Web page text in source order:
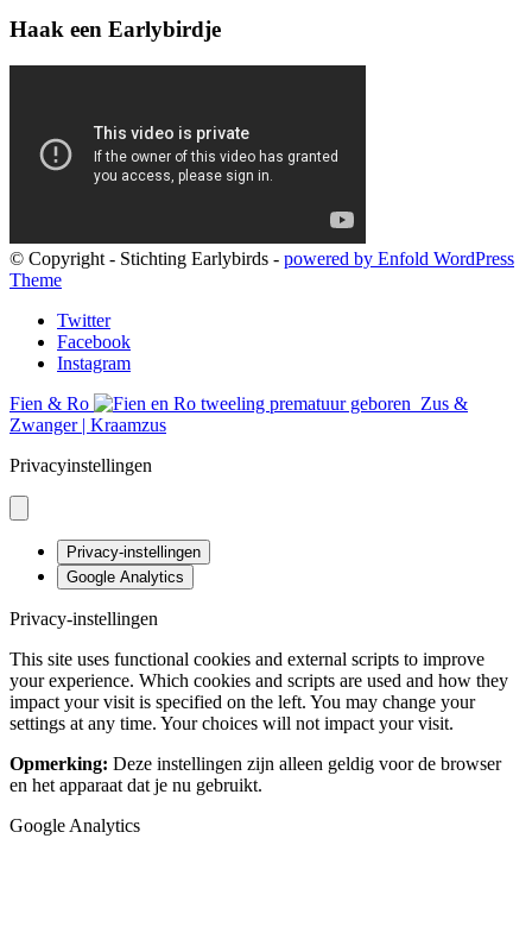
Haak een Earlybirdje
© Copyright - Stichting Earlybirds - powered by Enfold WordPress
Theme
Twitter
Facebook
Instagram
Fien & Ro
Zus &
Zwanger | Kraamzus
Privacyinstellingen
Privacy-instellingen
Google Analytics
Privacy-instellingen
This site uses functional cookies and external scripts to improve
your experience. Which cookies and scripts are used and how they
impact your visit is specified on the left. You may change your
settings at any time. Your choices will not impact your visit.
Opmerking: Deze instellingen zijn alleen geldig voor de browser
en het apparaat dat je nu gebruikt.
Google Analytics